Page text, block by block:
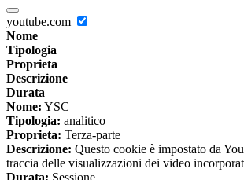
youtube.com
Nome
Tipologia
Proprieta
Descrizione
Durata
Nome: YSC
Tipologia: analitico
Proprieta: Terza-parte
Descrizione: Questo cookie è impostato da
traccia delle visualizzazioni dei video